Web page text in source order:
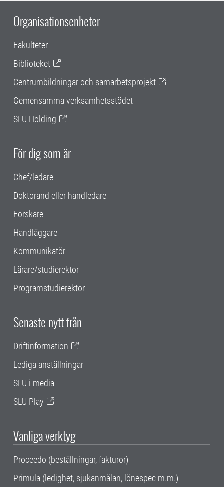
Organisationsenheter
Fakulteter
Biblioteket
Centrumbildningar och samarbetsprojekt
Gemensamma verksamhetsstödet
SLU Holding
För dig som är
Chef/ledare
Doktorand eller handledare
Forskare
Handläggare
Kommunikatör
Lärare/studierektor
Programstudierektor
Senaste nytt från
Driftinformation
Lediga anställningar
SLU i media
SLU Play
Vanliga verktyg
Proceedo (beställningar, fakturor)
Primula (ledighet, sjukanmälan, lönespec m.m.)